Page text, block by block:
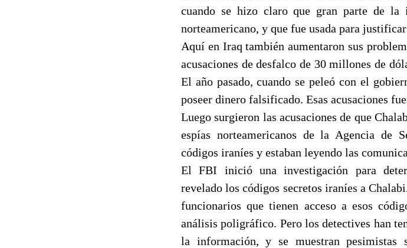
cuando se hizo claro que gran parte de la
norteamericano, y que fue usada para
Aquí en Iraq también aumentaron sus
acusaciones de desfalco de 30 millones de
El año pasado, cuando se peleó con el
poseer dinero falsificado. Esas acusaciones
Luego surgieron las acusaciones de que
espías norteamericanos de la Agencia de
códigos iraníes y estaban leyendo las
El FBI inició una investigación para
revelado los códigos secretos iraníes a
funcionarios que tienen acceso a esos
análisis poligráfico. Pero los detectives han
la información, y se muestran